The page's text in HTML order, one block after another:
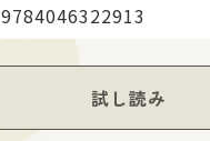
9784046322913
試し読み